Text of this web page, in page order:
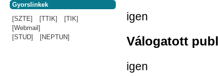
igen
Válogatott
igen
Gyorslinkek
[SZTE]
[TTIK]
[TIK]
[Webmail]
[STUD]
[NEPTUN]